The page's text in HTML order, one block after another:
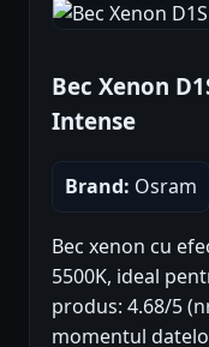
Bec Xenon
Intense
Brand: Osram
Bec xenon cu
5500K, ideal
produs: 4.68/5
momentul